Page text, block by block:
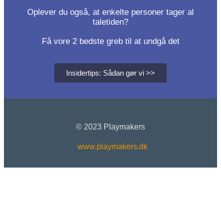
Oplever du også, at enkelte personer tager al
taletiden?
Få vore 2 bedste greb til at undgå det
Insidertips: Sådan gør vi >>
© 2023 Playmakers
www.playmakers.dk